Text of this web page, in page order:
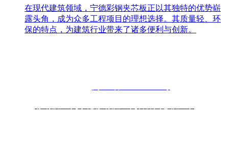
在现代建筑领域，宁德彩钢夹芯板正以其独特的优势崭
露头角，成为众多工程项目的理想选择。其质量轻、环
保的特点，为建筑行业带来了诸多便利与创新。